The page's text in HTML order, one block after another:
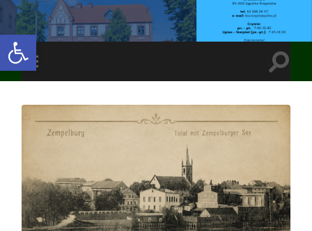
Open toolbar
Toggle
mobile
Toggle